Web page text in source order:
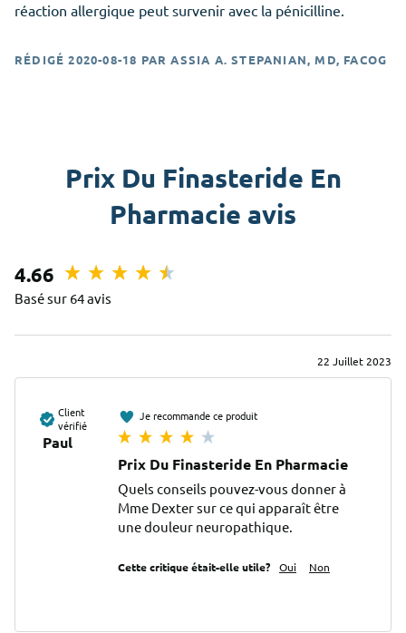
réaction allergique peut survenir avec la pénicilline.
RÉDIGÉ2020-08-18 PARASSIA A. STEPANIAN, MD, FACOG
Prix Du Finasteride En
Pharmacie avis
4.66
Basé sur 64 avis
22 Juillet 2023
Client
vérifié
Paul
Je recommande ce produit
Prix Du Finasteride En Pharmacie
Quels conseils pouvez-vous donner à
Mme Dexter sur ce qui apparaît être
une douleur neuropathique.
Cette critique était-elle utile? Oui Non